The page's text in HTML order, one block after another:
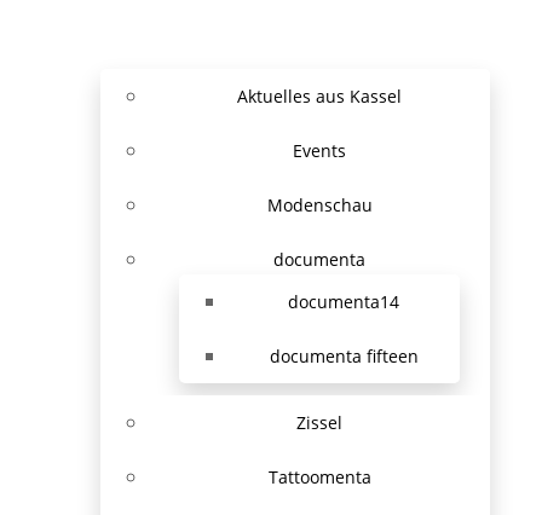
Aktuelles aus Kassel
Events
Modenschau
documenta
documenta14
documenta fifteen
Zissel
Tattoomenta